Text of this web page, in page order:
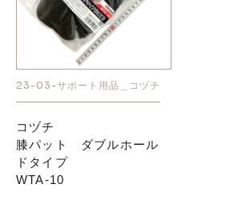
お知らせ
採用情報
23-03-サポート用品＿コヅチ
コヅチ
膝パット ダブルホール
ドタイプ
WTA-10